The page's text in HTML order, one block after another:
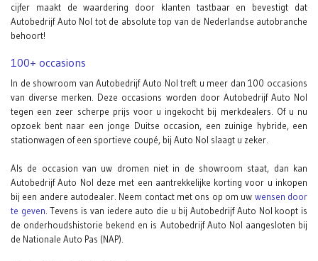
cijfer maakt de waardering door klanten tastbaar en bevestigt dat
Autobedrijf Auto Nol tot de absolute top van de Nederlandse autobranche
behoort!
100+ occasions
In de showroom van Autobedrijf Auto Nol treft u meer dan 100 occasions
van diverse merken. Deze occasions worden door Autobedrijf Auto Nol
tegen een zeer scherpe prijs voor u ingekocht bij merkdealers. Of u nu
opzoek bent naar een jonge Duitse occasion, een zuinige hybride, een
stationwagen of een sportieve coupé, bij Auto Nol slaagt u zeker.
Als de occasion van uw dromen niet in de showroom staat, dan kan
Autobedrijf Auto Nol deze met een aantrekkelijke korting voor u inkopen
bij een andere autodealer. Neem contact met ons op om uw wensen door
te geven . Tevens is van iedere auto die u bij Autobedrijf Auto Nol koopt is
de onderhoudshistorie bekend en is Autobedrijf Auto Nol aangesloten bij
de Nationale Auto Pas (NAP).